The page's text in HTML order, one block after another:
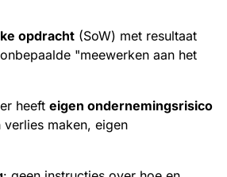
opdracht (SoW) met resultaat
"meewerken aan het
heeft eigen ondernemingsrisico
verlies maken, eigen